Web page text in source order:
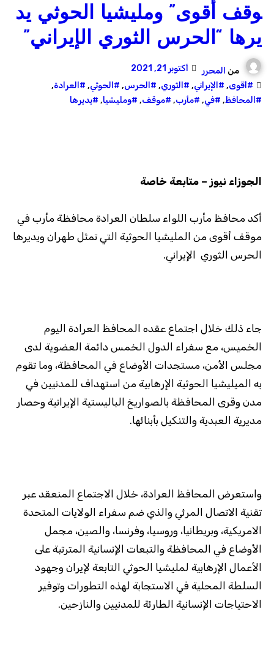
وقف أقوى” ومليشيا الحوثي يد
يرها “الحرس الثوري الإيراني”
من المحرر
أكتوبر 21, 2021
#أقوى, #الإيراني, #الثوري, #الحرس, #الحوثي, #العرادة,
#المحافظ, #في, #مأرب, #موقف, #ومليشيا, #يديرها
الجوزاء نيوز – متابعة خاصة
أكد محافظ مأرب اللواء سلطان العرادة محافظة مأرب في
موقف أقوى من المليشيا الحوثية التي تمثل طهران ويديرها
الحرس الثوري الإيراني.
جاء ذلك خلال اجتماع عقده المحافظ العرادة اليوم
الخميس، مع سفراء الدول الخمس دائمة العضوية لدى
مجلس الأمن، مستجدات الأوضاع في المحافظة، وما تقوم
به الميليشيا الحوثية الإرهابية من استهداف للمدنيين في
مدن وقرى المحافظة بالصواريخ الباليستية الإيرانية وحصار
مديرية العبدية والتنكيل بأبنائها.
واستعرض المحافظ العرادة، خلال الاجتماع المنعقد عبر
تقنية الاتصال المرئي والذي ضم سفراء الولايات المتحدة
الامريكية، وبريطانيا، وروسيا، وفرنسا، والصين، مجمل
الأوضاع في المحافظة والتبعات الإنسانية المترتبة على
الأعمال الإرهابية لمليشيا الحوثي التابعة لإيران وجهود
السلطة المحلية في الاستجابة لهذه التطورات وتوفير
الاحتياجات الإنسانية الطارئة للمدنيين والنازحين.